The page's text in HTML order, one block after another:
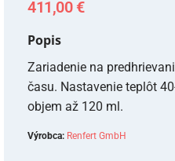
411,00 €
Popis
Zariadenie na
času. Nastavenie teplôt
objem až 120 ml.
Výrobca: Renfert GmbH